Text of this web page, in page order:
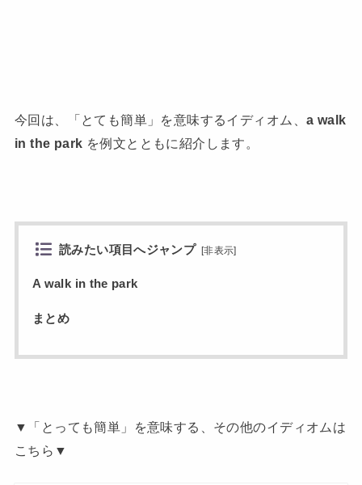
今回は、「とても簡単」を意味するイディオム、 a walk
in the park を例文とともに紹介します。
読みたい項目へジャンプ [非表示]
A walk in the park
まとめ
▼「とっても簡単」を意味する、その他のイディオムは
こちら▼